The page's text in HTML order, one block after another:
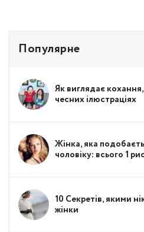
Популярне
Як виглядає
чесних ілюстраціях
Жінка, яка
чоловіку: всього 1
10 Секретів, якими
жінки